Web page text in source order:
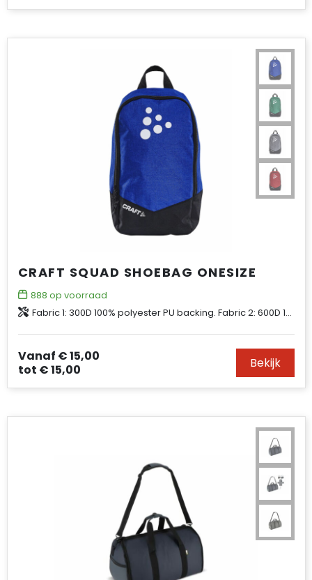
CRAFT SQUAD SHOEBAG ONESIZE
888 op voorraad
Fabric 1: 300D 100% polyester PU backing. Fabric 2: 600D 100% polyester PU backing. Fabric 3: 210D 100% polyester PU backing.
Vanaf € 15,00
tot € 15,00 Bekijk